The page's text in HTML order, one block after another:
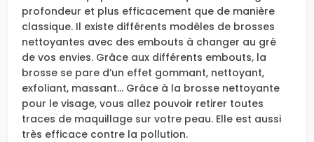
profondeur et plus efficacement que de manière
classique. Il existe différents modèles de brosses
nettoyantes avec des embouts à changer au gré
de vos envies. Grâce aux différents embouts, la
brosse se pare d’un effet gommant, nettoyant,
exfoliant, massant… Grâce à la brosse nettoyante
pour le visage, vous allez pouvoir retirer toutes
traces de maquillage sur votre peau. Elle est aussi
très efficace contre la pollution.